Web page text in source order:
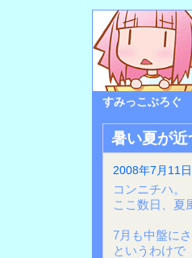
すみっこぶろぐ
暑い夏が
2008年7月11
コンニチハ。
ここ数日、夏
7月も中盤に
というわけで